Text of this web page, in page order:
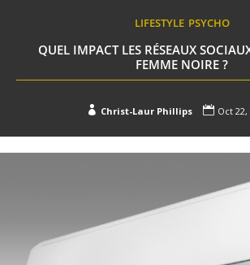
LIFESTYLE PSYCHO
QUEL IMPACT LES RÉSEAUX
FEMME NOIRE ?
 Christ-Laur Phillips  Oct 22,